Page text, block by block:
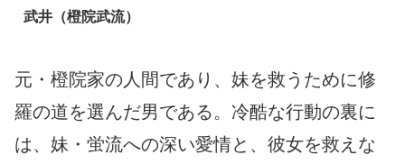
武井（橙院武流）
元・橙院家の人間であり、妹を救うために修
羅の道を選んだ男である。冷酷な行動の裏に
は、妹・蛍流への深い愛情と、彼女を救えな